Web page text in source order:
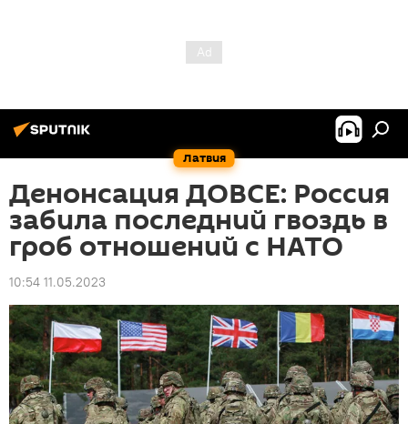
Латвия
Денонсация ДОВСЕ: Россия
забила последний гвоздь в
гроб отношений с НАТО
10:54 11.05.2023